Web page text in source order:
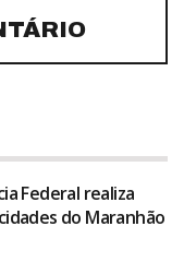
Federal realiza
do Maranhão